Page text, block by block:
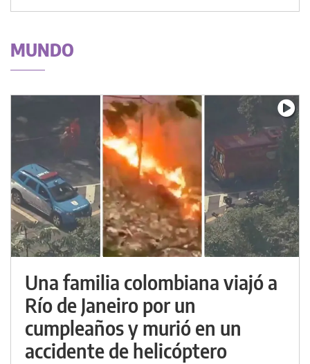
MUNDO
Una familia colombiana viajó a
Río de Janeiro por un
cumpleaños y murió en un
accidente de helicóptero